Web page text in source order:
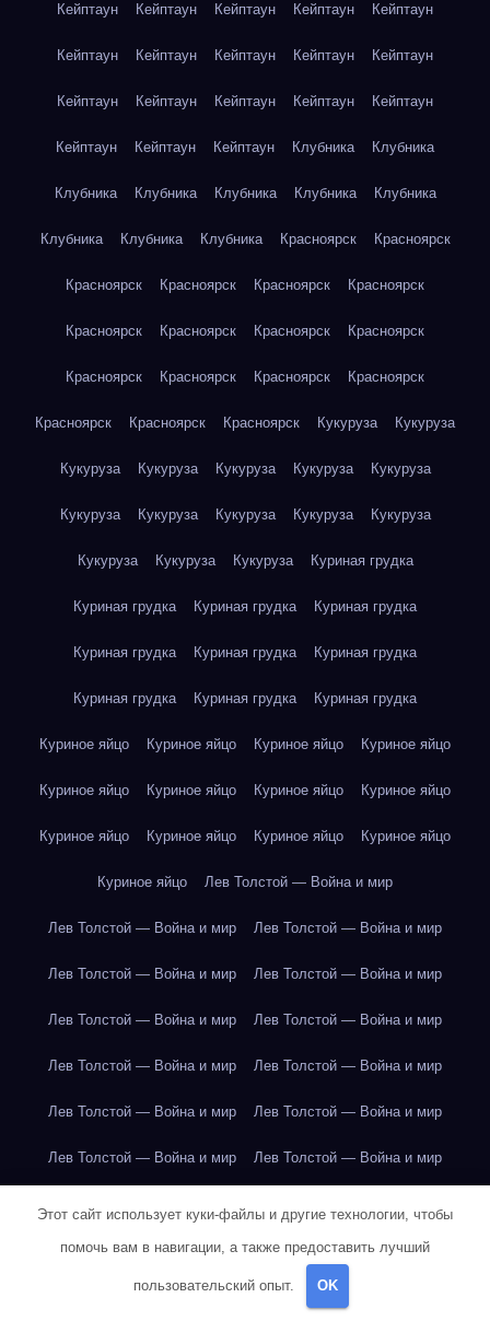
Кейптаун Кейптаун Кейптаун Кейптаун Кейптаун
Кейптаун Кейптаун Кейптаун Кейптаун Кейптаун
Кейптаун Кейптаун Кейптаун Кейптаун Кейптаун
Кейптаун Кейптаун Кейптаун Клубника Клубника
Клубника Клубника Клубника Клубника Клубника
Клубника Клубника Клубника Красноярск Красноярск
Красноярск Красноярск Красноярск Красноярск
Красноярск Красноярск Красноярск Красноярск
Красноярск Красноярск Красноярск Красноярск
Красноярск Красноярск Красноярск Кукуруза Кукуруза
Кукуруза Кукуруза Кукуруза Кукуруза Кукуруза
Кукуруза Кукуруза Кукуруза Кукуруза Кукуруза
Кукуруза Кукуруза Кукуруза Куриная грудка
Куриная грудка Куриная грудка Куриная грудка
Куриная грудка Куриная грудка Куриная грудка
Куриная грудка Куриная грудка Куриная грудка
Куриное яйцо Куриное яйцо Куриное яйцо Куриное яйцо
Куриное яйцо Куриное яйцо Куриное яйцо Куриное яйцо
Куриное яйцо Куриное яйцо Куриное яйцо Куриное яйцо
Куриное яйцо Лев Толстой — Война и мир
Лев Толстой — Война и мир Лев Толстой — Война и мир
Лев Толстой — Война и мир Лев Толстой — Война и мир
Лев Толстой — Война и мир Лев Толстой — Война и мир
Лев Толстой — Война и мир Лев Толстой — Война и мир
Лев Толстой — Война и мир Лев Толстой — Война и мир
Лев Толстой — Война и мир Лев Толстой — Война и мир
Лондон Лондон Лондон Лондон Лондон Лондон
Лондон Лондон Лондон Лондон
Этот сайт использует куки-файлы и другие технологии, чтобы
помочь вам в навигации, а также предоставить лучший
пользовательский опыт. OK